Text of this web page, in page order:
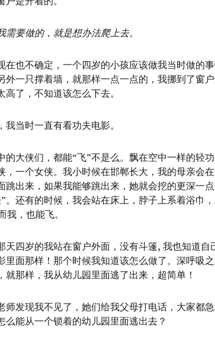
需要做的，就是想办法爬上去。
在也不确定，一个四岁的小孩应该做我当时做的
外一只撑着墙，就那样一点一点的，我挪到了窗
高了，不知道该怎么下去。
我当时一直有看功夫电影。
的大侠们，都能“飞”不是么。飘在空中一样的轻
，一个女侠。我小时候在邯郸长大，我的母亲会
跳出来，如果我能够跳出来，她就会挖的更深一
。还有的时候，我会站在床上，脖子上系着浴巾
我，也能飞。
天四岁的我站在窗户外面，没有斗篷, 我也知道
里面那样！那个时候我知道该怎么做了。深呼吸
就那样，我从幼儿园里面逃了出来，超简单！
师发现我不见了，她们给我父母打电话，大家都
么能从一个锁着的幼儿园里面逃出去？